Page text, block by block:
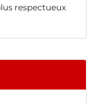
respectueux